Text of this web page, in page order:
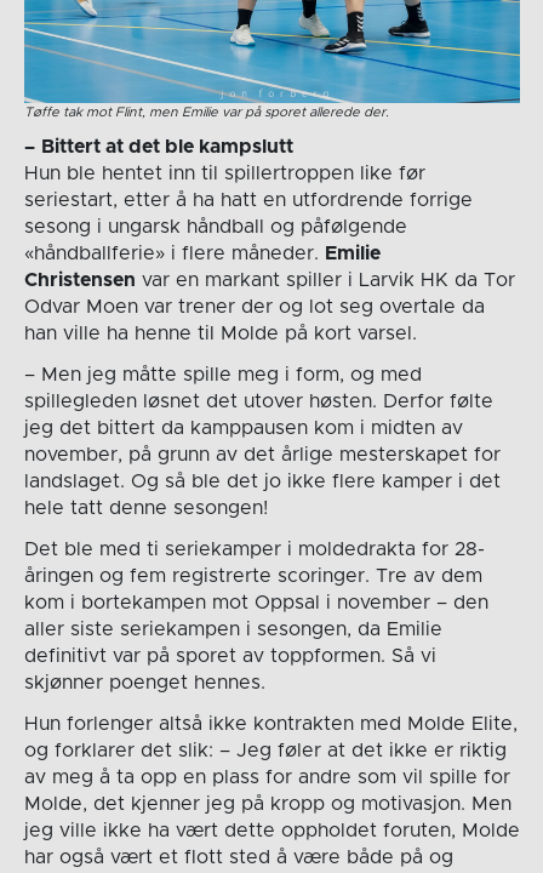
Tøffe tak mot Flint, men Emilie var på sporet allerede der.
– Bittert at det ble kampslutt
Hun ble hentet inn til spillertroppen like før
seriestart, etter å ha hatt en utfordrende forrige
sesong i ungarsk håndball og påfølgende
«håndballferie» i flere måneder. Emilie
Christensen var en markant spiller i Larvik HK da Tor
Odvar Moen var trener der og lot seg overtale da
han ville ha henne til Molde på kort varsel.
– Men jeg måtte spille meg i form, og med
spillegleden løsnet det utover høsten. Derfor følte
jeg det bittert da kamppausen kom i midten av
november, på grunn av det årlige mesterskapet for
landslaget. Og så ble det jo ikke flere kamper i det
hele tatt denne sesongen!
Det ble med ti seriekamper i moldedrakta for 28-
åringen og fem registrerte scoringer. Tre av dem
kom i bortekampen mot Oppsal i november – den
aller siste seriekampen i sesongen, da Emilie
definitivt var på sporet av toppformen. Så vi
skjønner poenget hennes.
Hun forlenger altså ikke kontrakten med Molde Elite,
og forklarer det slik: – Jeg føler at det ikke er riktig
av meg å ta opp en plass for andre som vil spille for
Molde, det kjenner jeg på kropp og motivasjon. Men
jeg ville ikke ha vært dette oppholdet foruten, Molde
har også vært et flott sted å være både på og